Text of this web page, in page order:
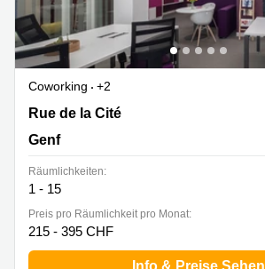
Coworking
+2
Rue de la Cité 1, Genf
Rue de la Cité
Genf
Räumlichkeiten:
1 - 15
Preis pro Räumlichkeit pro Monat:
215 - 395 CHF